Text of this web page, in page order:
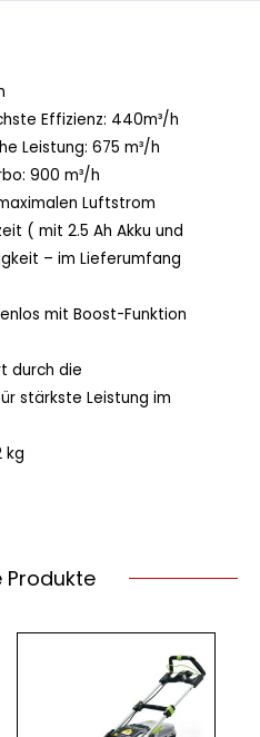
Effizienz: 440m³/h
Leistung: 675 m³/h
900 m³/h
Luftstrom
( mit 2.5 Ah Akku und
– im Lieferumfang
mit Boost-Funktion
durch die
stärkste Leistung im
kg
Produkte